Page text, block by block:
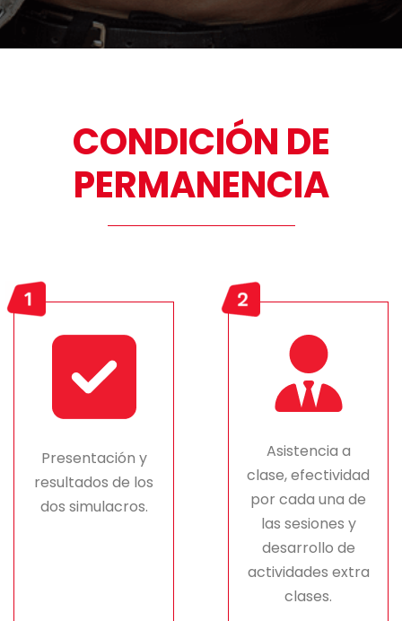
CONDICIÓN DE
PERMANENCIA
Presentación y
resultados de los
dos simulacros.
Asistencia a
clase, efectividad
por cada una de
las sesiones y
desarrollo de
actividades extra
clases.